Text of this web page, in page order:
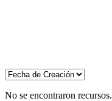
No se encontraron recursos.